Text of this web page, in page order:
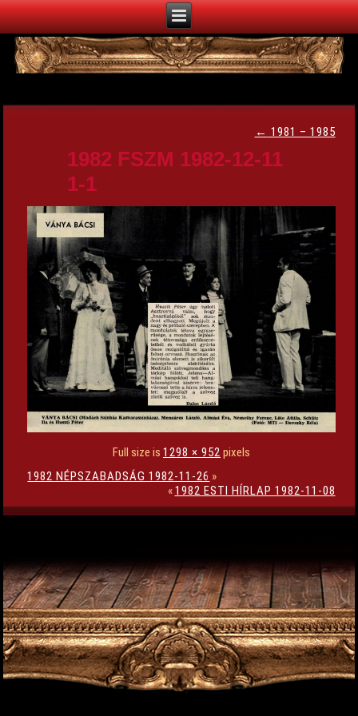
← 1981 – 1985
1982 FSZM 1982-12-11
1-1
Full size is 1298 × 952 pixels
1982 NÉPSZABADSÁG 1982-11-26 »
«1982 ESTI HÍRLAP 1982-11-08